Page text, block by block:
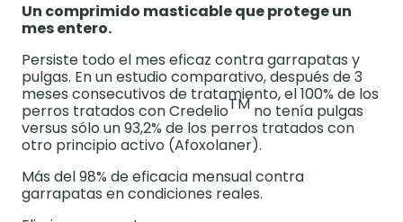
Un comprimido masticable queprotege un
mes entero.
Persiste todo el mes eficaz contra garrapatas y
pulgas. En un estudio comparativo, después de 3
meses consecutivos de tratamiento, el 100% de los
perros tratados con CredelioTM no tenía pulgas
versus sólo un 93,2% de los perros tratados con
otro principio activo (Afoxolaner).
Más del 98% de eficacia mensual contra
garrapatas en condiciones reales.